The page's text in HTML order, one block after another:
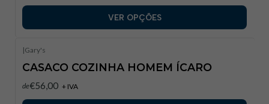
VER OPÇÕES
|Gary's
CASACO COZINHA HOMEM ÍCARO
de€56,00 + IVA